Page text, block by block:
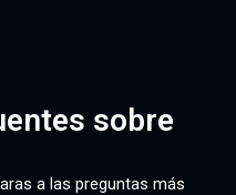
sobre
a las preguntas más